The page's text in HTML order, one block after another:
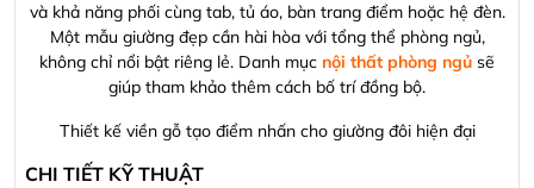
và khả năng phối cùng tab, tủ áo, bàn trang điểm hoặc hệ đèn.
Một mẫu giường đẹp cần hài hòa với tổng thể phòng ngủ,
không chỉ nổi bật riêng lẻ. Danh mục nội thất phòng ngủ sẽ
giúp tham khảo thêm cách bố trí đồng bộ.
Thiết kế viền gỗ tạo điểm nhấn cho giường đôi hiện đại
CHI TIẾT KỸ THUẬT